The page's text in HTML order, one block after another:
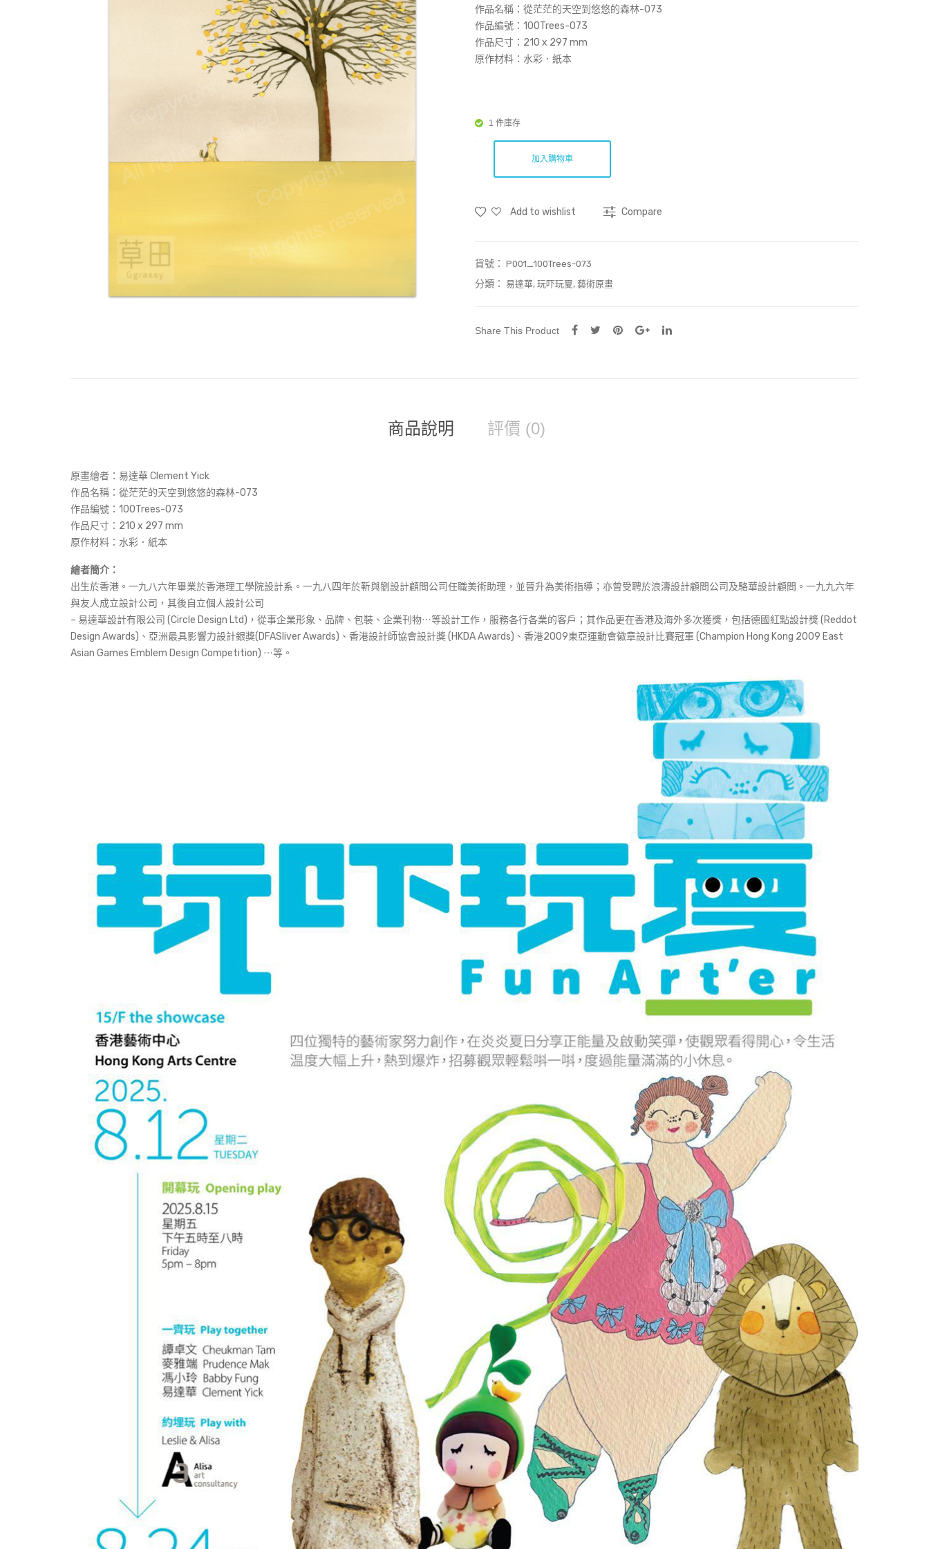
作品名稱： 從茫茫的天空到悠悠的森林-073
作品編號：100Trees-073
作品尺寸： 210 x 297 mm
原作材料：水彩．紙本
1 件庫存
加入購物車
Add to wishlist Compare
貨號： P001_100Trees-073
分類： 易達華, 玩吓玩夏, 藝術原畫
Share This Product
商品說明 評價 (0)
原畫繪者：易達華 Clement Yick
作品名稱： 從茫茫的天空到悠悠的森林-073
作品編號：100Trees-073
作品尺寸： 210 x 297 mm
原作材料：水彩．紙本
繪者簡介：
出生於香港。一九八六年畢業於香港理工學院設計系。一九八四年於靳與劉設計顧問公司任職美術助理，並晉升為美術指導；亦曾受聘於浪濤設計顧問公司及駱華設計顧問。一九九六年
與友人成立設計公司，其後自立個人設計公司
– 易達華設計有限公司 (Circle Design Ltd)，從事企業形象、品牌、包裝、企業刊物⋯等設計工作，服務各行各業的客戶；其作品更在香港及海外多次獲獎，包括德國紅點設計獎 (Reddot
Design Awards)、亞洲最具影響力設計銀獎(DFASliver Awards)、香港設計師協會設計獎 (HKDA Awards)、香港2009東亞運動會徽章設計比賽冠軍 (Champion Hong Kong 2009 East
Asian Games Emblem Design Competition) ⋯等。